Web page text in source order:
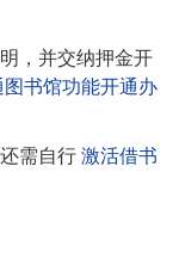
，并交纳押金开
书馆功能开通办
需自行 激活借书